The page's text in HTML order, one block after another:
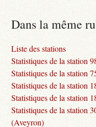
Dans la même
Liste des stations
Statistiques de la station
Statistiques de la station
Statistiques de la station
Statistiques de la station
Statistiques de la station
(Aveyron)